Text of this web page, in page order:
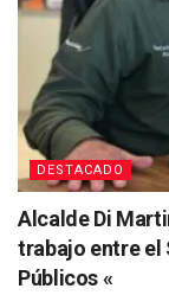
DESTACADO
Alcalde Di
trabajo entre el
Públicos «